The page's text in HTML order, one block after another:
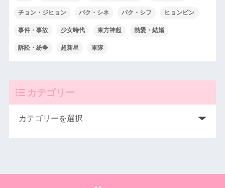
チョン・ジヒョン パク・シネ パク・シフ ヒョンビン
事件・事故 少女時代 東方神起 熱愛・結婚
訴訟・紛争 超新星 軍隊
カテゴリー